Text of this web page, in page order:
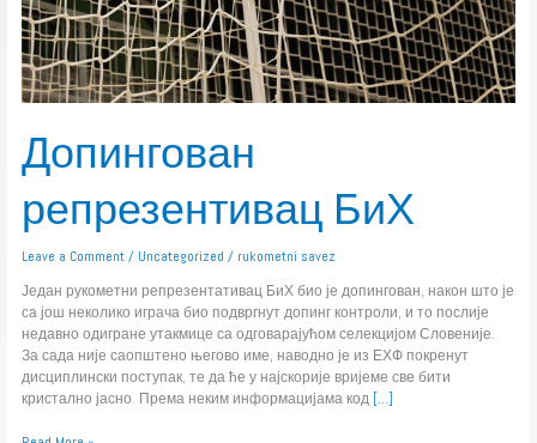
Допингован
репрезентивац БиХ
Leave a Comment / Uncategorized / rukometni savez
Један рукометни репрезентативац БиХ био је допингован, након што је
са још неколико играча био подвргнут допинг контроли, и то послије
недавно одигране утакмице са одговарајућом селекцијом Словеније.
За сада није саопштено његово име, наводно је из ЕХФ покренут
дисциплински поступак, те да ће у најскорије вријеме све бити
кристално јасно. Према неким информацијама код […]